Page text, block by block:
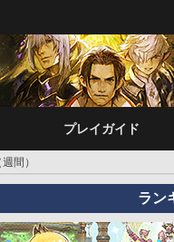
プレイガイド
間）
ラン